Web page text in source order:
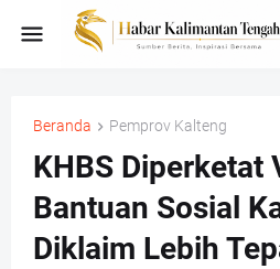
Beranda Pemprov Kalteng
KHBS Diperketat
Bantuan Sosial
Diklaim Lebih